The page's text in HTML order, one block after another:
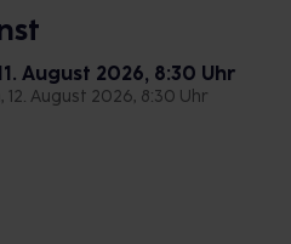
August 2026, 8:30 Uhr
August 2026, 8:30 Uhr